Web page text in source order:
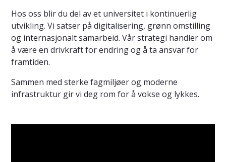
Hos oss blir du del av et universitet i kontinuerlig
utvikling. Vi satser på digitalisering, grønn omstilling
og internasjonalt samarbeid. Vår strategi handler om
å være en drivkraft for endring og å ta ansvar for
framtiden.
Sammen med sterke fagmiljøer og moderne
infrastruktur gir vi deg rom for å vokse og lykkes.